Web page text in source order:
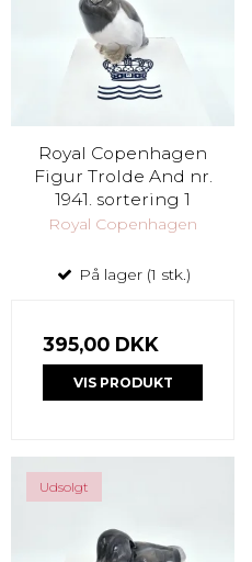
Royal Copenhagen
Figur Trolde And nr.
1941. sortering 1
Royal Copenhagen
På lager (1 stk.)
395,00 DKK
VIS PRODUKT
Udsolgt